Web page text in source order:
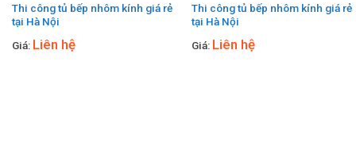
Thi công tủ bếp nhôm kính giá rẻ
tại Hà Nội
Giá: Liên hệ
Thi công tủ bếp nhôm kính giá rẻ
tại Hà Nội
Giá: Liên hệ